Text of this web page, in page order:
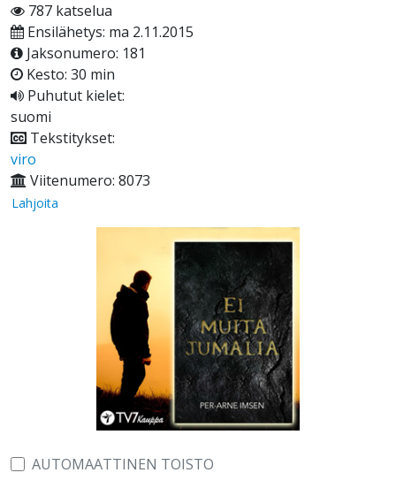
787 katselua
Ensilähetys: ma 2.11.2015
Jaksonumero: 181
Kesto: 30 min
Puhutut kielet:
suomi
Tekstitykset:
viro
Viitenumero: 8073
Lahjoita
AUTOMAATTINEN TOISTO